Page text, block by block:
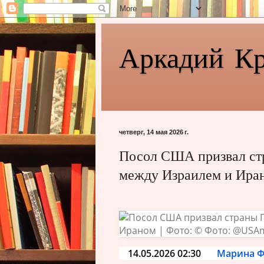
Аркадий
четверг, 14 мая 2026 г.
Посол США призвал
между Израилем и
14.05.2026 02:30 Марина